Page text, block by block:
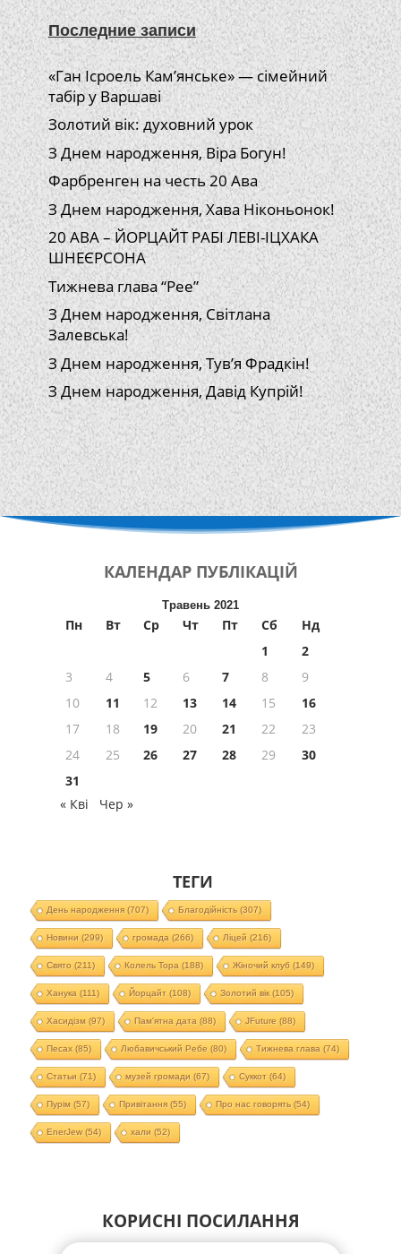
Последние записи
«Ган Ісроель Кам’янське» — сімейний
табір у Варшаві
Золотий вік: духовний урок
З Днем народження, Віра Богун!
Фарбренген на честь 20 Ава
З Днем народження, Хава Ніконьонок!
20 АВА – ЙОРЦАЙТ РАБІ ЛЕВІ-ІЦХАКА
ШНЕЄРСОНА
Тижнева глава “Рее”
З Днем народження, Світлана
Залевська!
З Днем народження, Тув’я Фрадкін!
З Днем народження, Давід Купрій!
КАЛЕНДАР ПУБЛІКАЦІЙ
Травень 2021
Пн Вт Ср Чт Пт Сб
Нд
1
2
3
4 5 6 7 8
9
10
11 12 13 14 15
16
17
18 19 20 21 22
23
24
25 26 27 28 29
30
31
« Кві
Чер »
ТЕГИ
День народження(707) Благодійність (307)
Новини (299) громада (266) Ліцей (216)
Свято (211) Колель Тора (188) Жіночий клуб (149)
Ханука (111) Йорцайт (108) Золотий вік(105)
Хасидізм (97) Пам'ятна дата (88) JFuture (88)
Песах(85) Любавичський Ребе (80) Тижнева глава (74)
Статьи (71) музей громади (67) Суккот (64)
Пурім (57) Привітання(55) Про нас говорять (54)
EnerJew(54) хали (52)
КОРИСНІ ПОСИЛАННЯ